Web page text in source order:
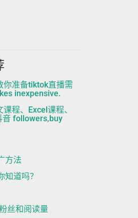
你准备tiktok直播需
inexpensive.
程、Excel课程、
音 followers,buy
方法
道吗？
丝和阅读量